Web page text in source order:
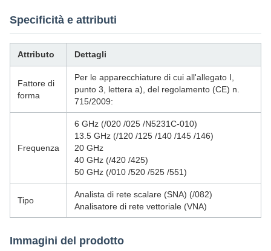
Specificità e attributi
Attributo Dettagli
Fattore di
forma
Per le apparecchiature di cui all'allegato I,
punto 3, lettera a), del regolamento (CE) n.
715/2009:
Frequenza
6 GHz (/020 /025 /N5231C-010)
13.5 GHz (/120 /125 /140 /145 /146)
20 GHz
40 GHz (/420 /425)
50 GHz (/010 /520 /525 /551)
Tipo
Analista di rete scalare (SNA) (/082)
Analisatore di rete vettoriale (VNA)
Immagini del prodotto